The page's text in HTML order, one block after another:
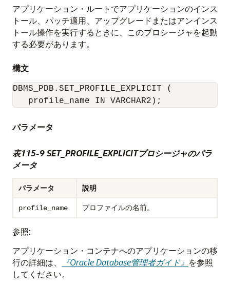
アプリケーション・ルートでアプリケーションのインス
トール、パッチ適用、アップグレードまたはアンインス
トール操作を実行するときに、このプロシージャを起動
する必要があります。
構文
DBMS_PDB.SET_PROFILE_EXPLICIT (
パラメータ
表115-9SET_PROFILE_EXPLICITプロシージャのパラ
メータ
パラメータ 説明
profile_name プロファイルの名前。
参照:
アプリケーション・コンテナへのアプリケーションの移
行の詳細は、
『Oracle Database管理者ガイド』 を参照
してください。